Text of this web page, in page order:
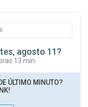
agosto 11?
13 min.
ÚLTIMO MINUTO?